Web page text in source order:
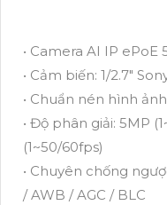
• Camera AI IP
• Cảm biến: 1/2.7"
• Chuẩn nén hình
• Độ phân giải: 5MP
(1~50/60fps)
• Chuyên chống
/ AWB / AGC / BLC